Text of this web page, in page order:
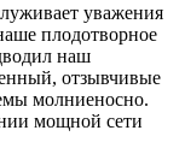
уважения
плодотворное
наш
отзывчивые
молниеносно.
мощной сети